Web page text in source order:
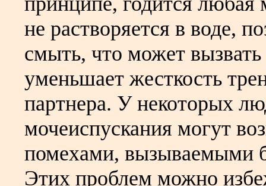
не растворяется в воде,
смыть, что может
уменьшает жесткость
партнера. У некоторых
мочеиспускания могут
помехами,
Этих проблем можно